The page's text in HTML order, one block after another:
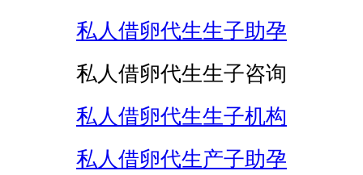
私人借卵代生生子助孕
私人借卵代生生子咨询
私人借卵代生生子机构
私人借卵代生产子助孕